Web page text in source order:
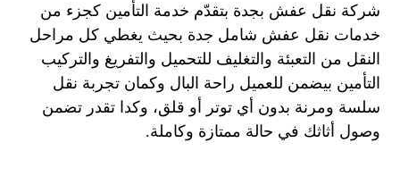
شركة نقل عفش بجدة بتقدّم خدمة التأمين كجزء من
خدمات نقل عفش شامل جدة بحيث يغطي كل مراحل
النقل من التعبئة والتغليف للتحميل والتفريغ والتركيب
التأمين بيضمن للعميل راحة البال وكمان تجربة نقل
سلسة ومرنة بدون أي توتر أو قلق، وكدا تقدر تضمن
وصول أثاثك في حالة ممتازة وكاملة.